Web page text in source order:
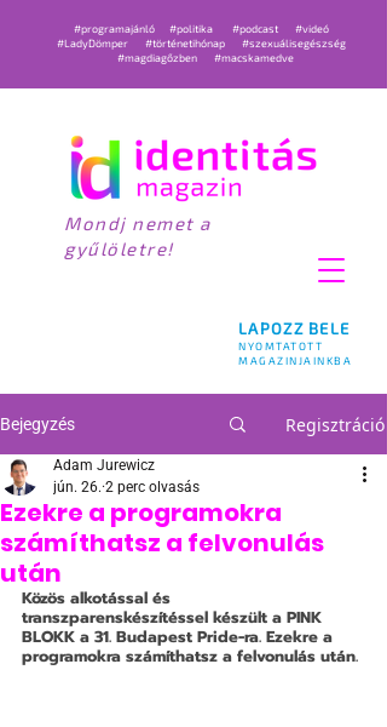
LAPOZZ BELE
NYOMTATOTT
MAGAZINJAINKBA
#programajánló #politika #podcast
#videó
#LadyDömper
#történetihónap
#szexuálisegészség
#magdiagőzben
#macskamedve
Mondj nemet a
gyűlöletre!
Bejegyzés Regisztráció
Ezekre a programokra
számíthatsz a felvonulás
után
Adam Jurewicz
jún. 26. 2 perc olvasás
Közös alkotással és
transzparenskészítéssel készült a PINK
BLOKK a 31. Budapest Pride-ra. Ezekre a
programokra számíthatsz a felvonulás után.